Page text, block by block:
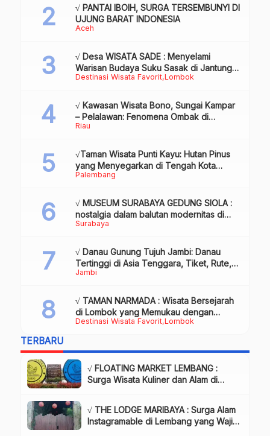
Aceh
√ PANTAI IBOIH, SURGA TERSEMBUNYI DI
UJUNG BARAT INDONESIA
Destinasi Wisata Favorit Lombok
√ Desa WISATA SADE : Menyelami
Warisan Budaya Suku Sasak di Jantung
Lombok
Riau
√ Kawasan Wisata Bono, Sungai Kampar
– Pelalawan: Fenomena Ombak di
Tengah Sungai yang Mendunia, Review
Palembang
√Taman Wisata Punti Kayu: Hutan Pinus
yang Menyegarkan di Tengah Kota
Palembang
Surabaya
√ MUSEUM SURABAYA GEDUNG SIOLA :
nostalgia dalam balutan modernitas di
tengah kota pahlawan, Review & Info
Jambi
√ Danau Gunung Tujuh Jambi: Danau
Tertinggi di Asia Tenggara, Tiket, Rute,
Daya Tarik & Tips Lengkap
Destinasi Wisata Favorit Lombok
√ TAMAN NARMADA : Wisata Bersejarah
di Lombok yang Memukau dengan
Keindahan Alam & Budaya
TERBARU
√ FLOATING MARKET LEMBANG :
Surga Wisata Kuliner dan Alam di
√ THE LODGE MARIBAYA : Surga Alam
Instagramable di Lembang yang Wajib